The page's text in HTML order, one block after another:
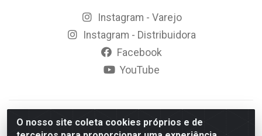
O nosso site coleta cookies próprios e de
Instagram - Varejo
Instagram - Distribuidora
Facebook
YouTube
© 2023 Rally Motos - todos os direitos reservados.
Razão Social: Rally motos distribuidora, importadora e